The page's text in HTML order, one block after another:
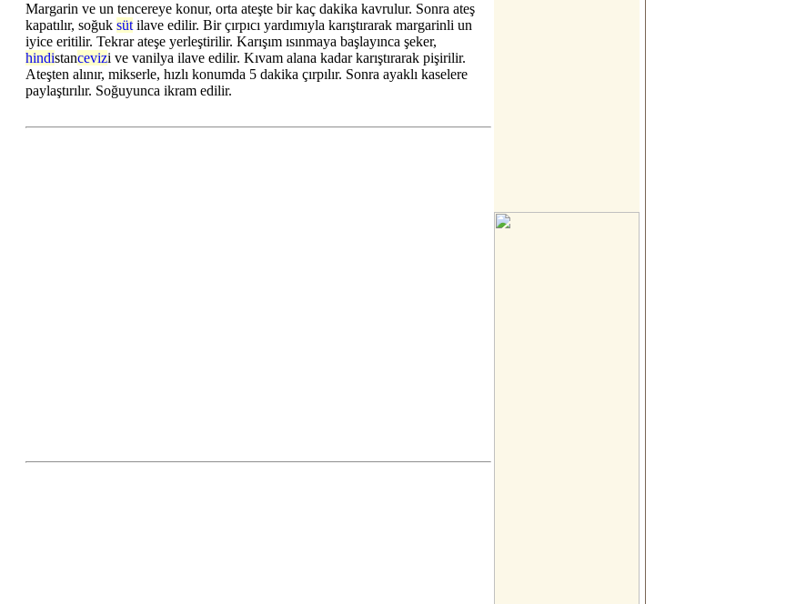
Margarin ve un tencereye konur, orta ateşte bir kaç dakika kavrulur. Sonra ateş
kapatılır, soğuk süt ilave edilir. Bir çırpıcı yardımıyla karıştırarak margarinli un
iyice eritilir. Tekrar ateşe yerleştirilir. Karışım ısınmaya başlayınca şeker,
hindistancevizi ve vanilya ilave edilir. Kıvam alana kadar karıştırarak pişirilir.
Ateşten alınır, mikserle, hızlı konumda 5 dakika çırpılır. Sonra ayaklı kaselere
paylaştırılır. Soğuyunca ikram edilir.